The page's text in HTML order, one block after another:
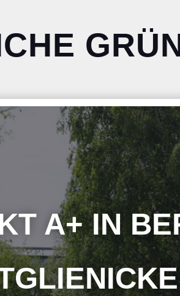
A+ IN